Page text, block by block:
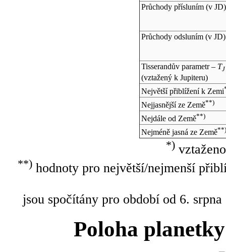
Průchody přísluním (v JD)
Průchody odsluním (v JD)
Tisserandův parametr – TJ
(vztažený k Jupiteru)
Největší přiblížení k Zemi
Nejjasnější ze Země**)
Nejdále od Země**)
Nejméně jasná ze Země**)
*)
**)hodnoty pro největší/nejmenší
jsou spočítány pro období od 6.
Poloha